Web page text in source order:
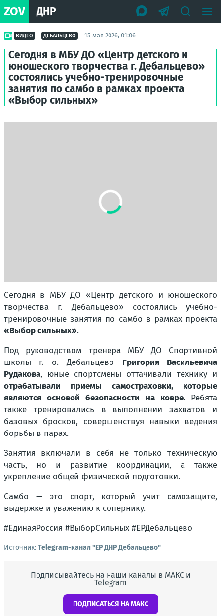
ZOV ДНР
ВИДЕО ДЕБАЛЬЦЕВО 15 мая 2026, 01:06
Сегодня в МБУ ДО «Центр детского и
юношеского творчества г. Дебальцево»
состоялись учебно-тренировочные
занятия по самбо в рамках проекта
«Выбор сильных»
Сегодня в МБУ ДО «Центр детского и юношеского
творчества г. Дебальцево» состоялись учебно-
тренировочные занятия по самбо в рамках проекта
«Выбор сильных».
Под руководством тренера МБУ ДО Спортивной
школы г. о. Дебальцево Григория Васильевича
Рудакова, юные спортсмены оттачивали технику и
отрабатывали приемы самостраховки, которые
являются основой безопасности на ковре. Ребята
также тренировались в выполнении захватов и
базовых бросков, совершенствуя навыки ведения
борьбы в парах.
Занятия включали в себя не только техническую
часть, но и развитие координации, а также
укрепление общей физической подготовки.
Самбо — это спорт, который учит самозащите,
выдержке и уважению к сопернику.
#ЕдинаяРоссия #ВыборСильных #ЕРДебальцево
Источник: Telegram-канал "ЕР ДНР Дебальцево"
Подписывайтесь на наши каналы в МАКС и
Telegram
ПОДПИСАТЬСЯ НА МАКС